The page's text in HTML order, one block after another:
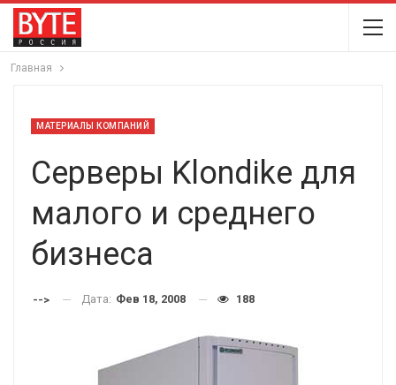
Главная
МАТЕРИАЛЫ КОМПАНИЙ
Серверы Klondike для
малого и среднего
бизнеса
--> Дата: Фев 18, 2008 188